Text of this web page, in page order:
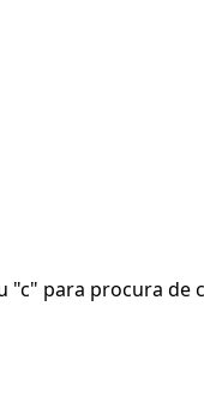
para procura de